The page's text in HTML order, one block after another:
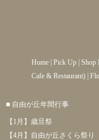
Home| Pick Up| Shop
Cafe & Restaurant) |
■ 自由が丘年間行事
【1月】歳旦祭
【4月】自由が丘さくら祭り